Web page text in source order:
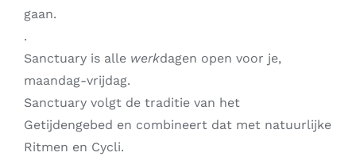
gaan.
.
Sanctuary is alle werkdagen open voor je,
maandag-vrijdag.
Sanctuary volgt de traditie van het
Getijdengebed en combineert dat met natuurlijke
Ritmen en Cycli.